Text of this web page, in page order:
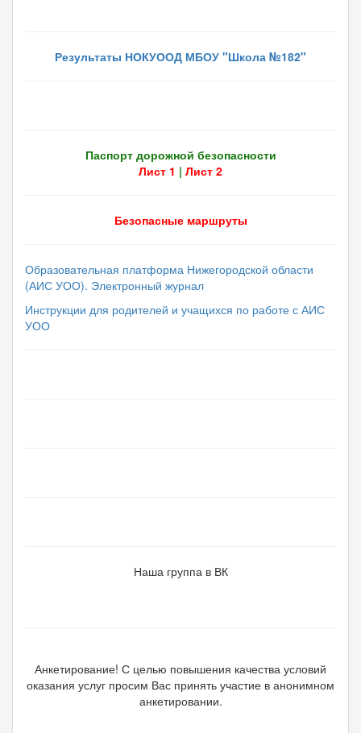
Результаты НОКУООД МБОУ "Школа №182"
Паспорт дорожной безопасности
Лист 1 | Лист 2
Безопасные маршруты
Образовательная платформа Нижегородской области
(АИС УОО). Электронный журнал
Инструкции для родителей и учащихся по работе с АИС
УОО
Наша группа в ВК
Анкетирование! С целью повышения качества условий
оказания услуг просим Вас принять участие в анонимном
анкетировании.